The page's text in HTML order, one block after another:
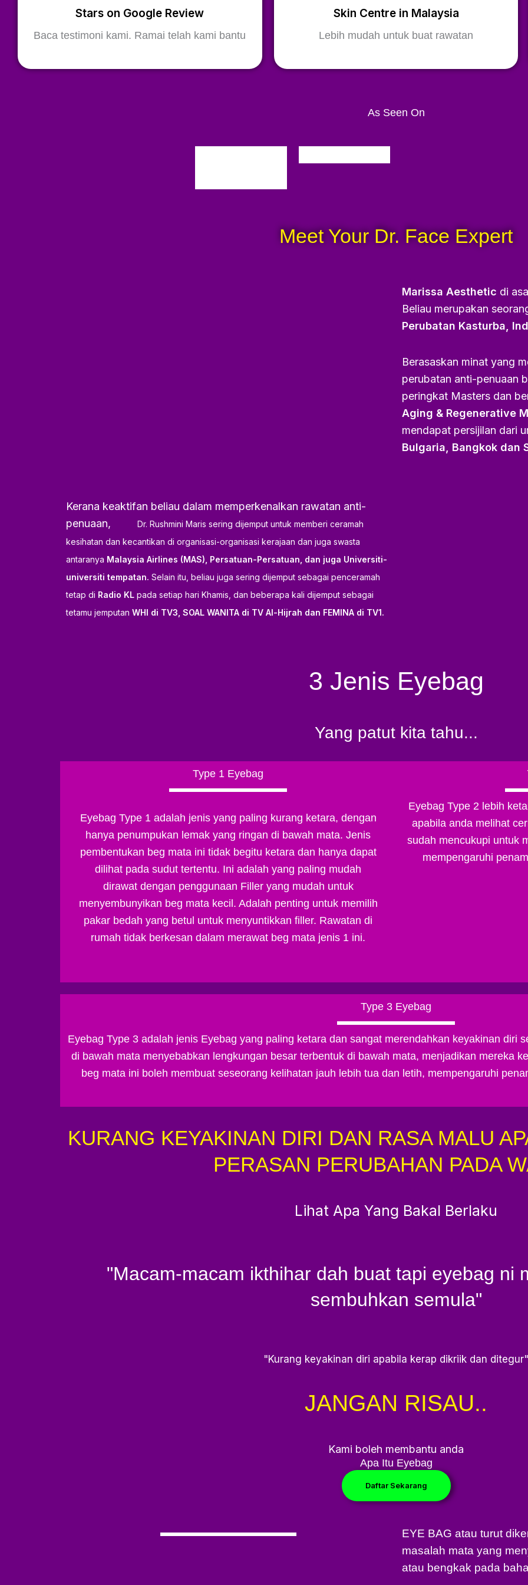
Stars on Google Review
Baca testimoni kami. Ramai telah kami bantu
Skin Centre in Malaysia
Lebih mudah untuk buat rawatan
As Seen On
Meet Your Dr. Face Expert
Marissa Aesthetic di
Beliau merupakan
Perubatan Kasturba,
Berasaskan minat yang
perubatan anti-penuaan
peringkat Masters dan
Aging & Regenerative
mendapat persijilan dari
Bulgaria, Bangkok dan
Kerana keaktifan beliau dalam memperkenalkan rawatan anti-
penuaan,
Dr. Rushmini Maris sering dijemput untuk memberi ceramah
kesihatan dan kecantikan di organisasi-organisasi kerajaan dan juga swasta
antaranya Malaysia Airlines (MAS), Persatuan-Persatuan, dan juga Universiti-
universiti tempatan. Selain itu, beliau juga sering dijemput sebagai penceramah
tetap di Radio KL pada setiap hari Khamis, dan beberapa kali dijemput sebagai
tetamu jemputan WHI di TV3, SOAL WANITA di TV Al-Hijrah dan FEMINA di TV1.
3 Jenis Eyebag
Yang patut kita tahu...
Type 1 Eyebag
Eyebag Type 1 adalah jenis yang paling kurang ketara, dengan
hanya penumpukan lemak yang ringan di bawah mata. Jenis
pembentukan beg mata ini tidak begitu ketara dan hanya dapat
dilihat pada sudut tertentu. Ini adalah yang paling mudah
dirawat dengan penggunaan Filler yang mudah untuk
menyembunyikan beg mata kecil. Adalah penting untuk memilih
pakar bedah yang betul untuk menyuntikkan filler. Rawatan di
rumah tidak berkesan dalam merawat beg mata jenis 1 ini.
Eyebag Type 2 lebih
apabila anda melihat
sudah mencukupi untuk
mempengaruhi
Type 3 Eyebag
Eyebag Type 3 adalah jenis Eyebag yang paling ketara dan sangat merendahkan keyakinan diri
di bawah mata menyebabkan lengkungan besar terbentuk di bawah mata, menjadikan mereka
beg mata ini boleh membuat seseorang kelihatan jauh lebih tua dan letih, mempengaruhi
KURANG KEYAKINAN DIRI DAN RASA MALU
PERASAN PERUBAHAN PADA
Lihat Apa Yang Bakal Berlaku
"Macam-macam ikthihar dah buat tapi eyebag ni
sembuhkan semula"
"Kurang keyakinan diri apabila kerap dikriik dan ditegur"
JANGAN RISAU..
Kami boleh membantu anda
Apa Itu Eyebag
Daftar Sekarang
EYE BAG atau turut
masalah mata yang
atau bengkak pada